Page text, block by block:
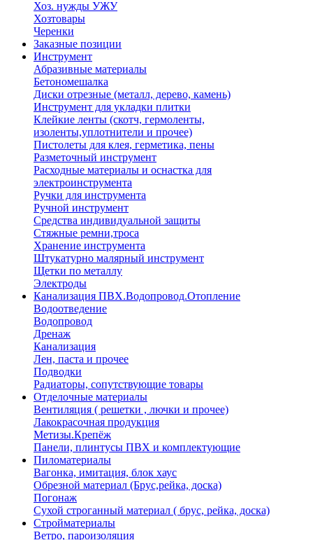
Хоз. нужды УЖУ
Хозтовары
Черенки
Заказные позиции
Инструмент
Абразивные материалы
Бетономешалка
Диски отрезные (металл, дерево, камень)
Инструмент для укладки плитки
Клейкие ленты (скотч, гермоленты,
изоленты,уплотнители и прочее)
Пистолеты для клея, герметика, пены
Разметочный инструмент
Расходные материалы и оснастка для
электроинструмента
Ручки для инструмента
Ручной инструмент
Средства индивидуальной защиты
Стяжные ремни,троса
Хранение инструмента
Штукатурно малярный инструмент
Щетки по металлу
Электроды
Канализация ПВХ.Водопровод.Отопление
Водоотведение
Водопровод
Дренаж
Канализация
Лен, паста и прочее
Подводки
Радиаторы, сопутствующие товары
Отделочные материалы
Вентиляция ( решетки , лючки и прочее)
Лакокрасочная продукция
Метизы.Крепёж
Панели, плинтусы ПВХ и комплектующие
Пиломатериалы
Вагонка, имитация, блок хаус
Обрезной материал (Брус,рейка, доска)
Погонаж
Сухой строганный материал ( брус, рейка, доска)
Стройматериалы
Ветро, пароизоляция